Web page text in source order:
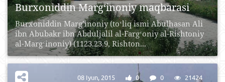
Burxoniddin Marg‘inoniy maqbarasi
Burxoniddin Marg’inoniy (toʻliq ismi Abulhasan Ali
ibn Abubakr ibn Abduljalil al-Fargʻoniy al-Rishtoniy
al-Margʻinoniy) (1123.23.9, Rishton...
08 Iyun, 2015 0 0 21424